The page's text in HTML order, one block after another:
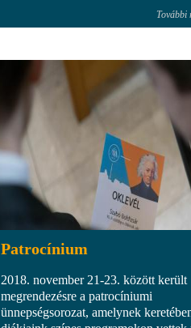
További
Patrocínium
2018. november 21-23. között került
megrendezésre a patrocíniumi
ünnepségsorozat, amelynek